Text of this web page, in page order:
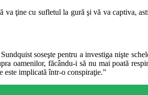
ţine cu sufletul la gură şi vă va captiva,
soseşte pentru a investiga nişte
oamenilor, făcându-i să nu mai poată
este implicată într-o conspiraţie.”